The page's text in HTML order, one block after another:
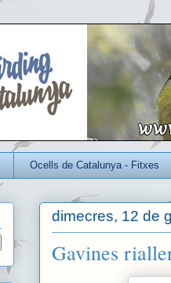
Ocells de Catalunya - Fitxes
dimecres, 12 de
Gavines